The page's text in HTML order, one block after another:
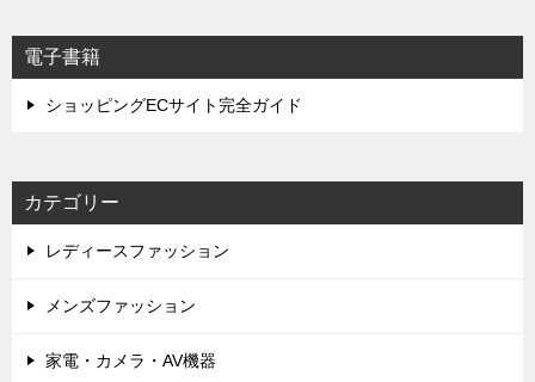
シ
ョ
電子書籍
ショッピングECサイト完全ガイド
カテゴリー
レディースファッション
メンズファッション
家電・カメラ・AV機器